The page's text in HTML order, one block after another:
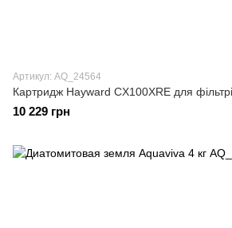
Артикул: AQ_24564
Картридж Hayward CX100XRE для
10 229 грн